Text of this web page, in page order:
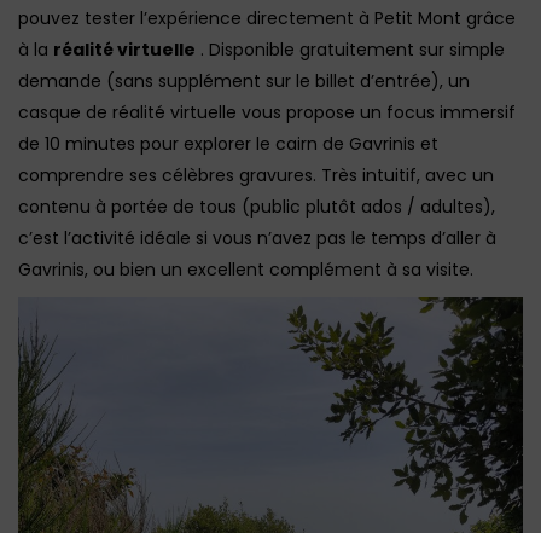
pouvez tester l’expérience directement à Petit Mont grâce
à la réalité virtuelle . Disponible gratuitement sur simple
demande (sans supplément sur le billet d’entrée), un
casque de réalité virtuelle vous propose un focus immersif
de 10 minutes pour explorer le cairn de Gavrinis et
comprendre ses célèbres gravures. Très intuitif, avec un
contenu à portée de tous (public plutôt ados / adultes),
c’est l’activité idéale si vous n’avez pas le temps d’aller à
Gavrinis, ou bien un excellent complément à sa visite.